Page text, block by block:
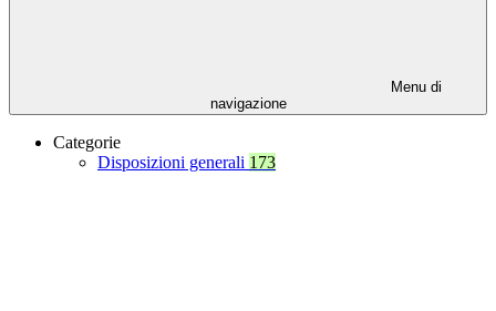
Menu di
navigazione
Categorie
Disposizioni generali 173